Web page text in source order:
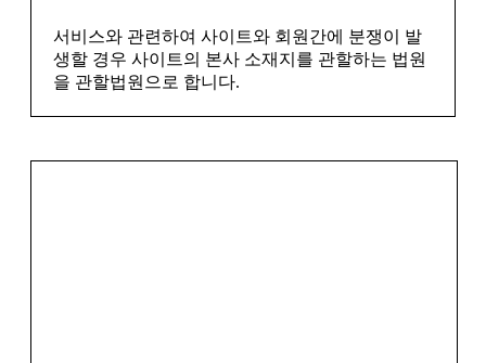
서비스와 관련하여 사이트와 회원간에 분쟁이 발
생할 경우 사이트의 본사 소재지를 관할하는 법원
을 관할법원으로 합니다.